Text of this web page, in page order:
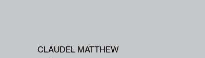
CLAUDEL MATTHEW